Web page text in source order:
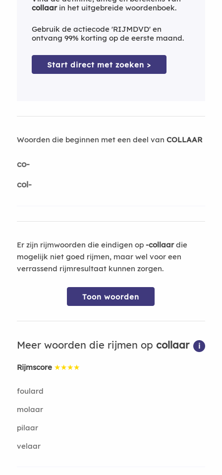
collaarin het uitgebreide woordenboek.
Gebruik de actiecode 'RIJMDVD' en
ontvang 99% korting op de eerste maand.
Start direct met zoeken >
Woorden die beginnen met een deel van COLLAAR
co-
col-
Er zijn rijmwoorden die eindigen op -collaardie
mogelijk niet goed rijmen, maar wel voor een
verrassend rijmresultaat kunnen zorgen.
Toon woorden
Meer woorden die rijmen op collaar i
Rijmscore ★★★★
foulard
molaar
pilaar
velaar